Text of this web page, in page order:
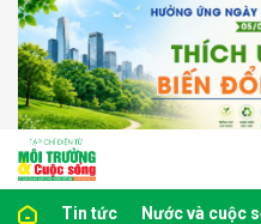
Tin tức Nước và cuộc
luận